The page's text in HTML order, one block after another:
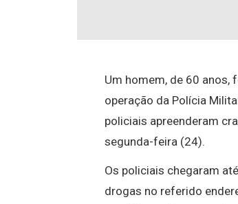
Um homem, de 60
operação da Polícia
policiais apreenderam
segunda-feira (24).
Os policiais chegaram
drogas no referido